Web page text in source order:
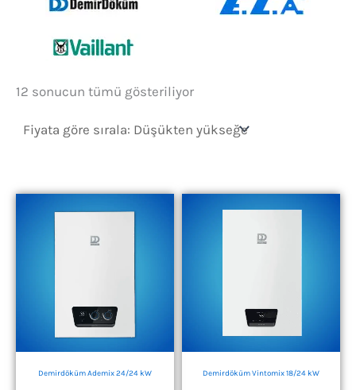
12 sonucun tümü gösteriliyorFiyata
düşükten
Demirdöküm Ademix 24/24 kW Demirdöküm Vintomix 18/24 kW